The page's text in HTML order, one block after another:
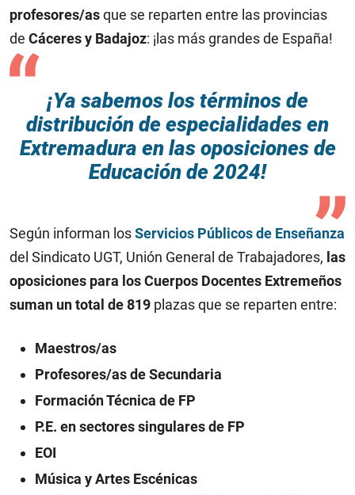
profesores/asque se reparten entre las provincias
de Cáceres y Badajoz: ¡las más grandes de España!
¡Ya sabemos los términos de
distribución de especialidades en
Extremadura en las oposiciones de
Educación de 2024!
Según informan losServicios Públicos de Enseñanza
del Sindicato UGT, Unión General de Trabajadores, las
oposiciones para los Cuerpos Docentes Extremeños
suman un total de 819 plazas que se reparten entre:
Maestros/as
Profesores/as de Secundaria
Formación Técnica de FP
P.E. en sectores singulares de FP
EOI
Música y Artes Escénicas